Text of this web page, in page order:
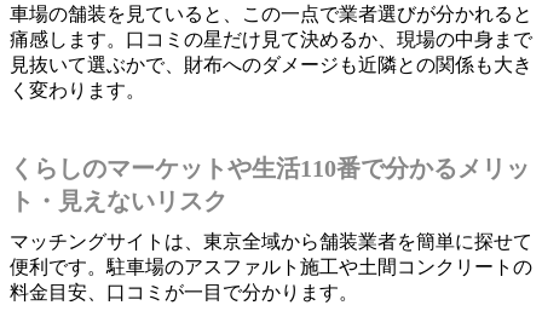
車場の舗装を見ていると、この一点で業者選びが分かれると
痛感します。口コミの星だけ見て決めるか、現場の中身まで
見抜いて選ぶかで、財布へのダメージも近隣との関係も大き
く変わります。
くらしのマーケットや生活110番で分かるメリッ
ト・見えないリスク
マッチングサイトは、東京全域から舗装業者を簡単に探せて
便利です。駐車場のアスファルト施工や土間コンクリートの
料金目安、口コミが一目で分かります。